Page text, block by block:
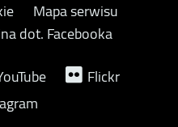
Mapa serwisu
dot. Facebooka
Flickr